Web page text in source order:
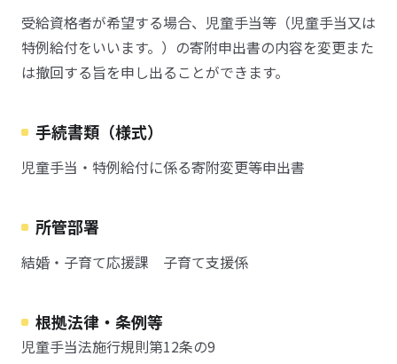
受給資格者が希望する場合、児童手当等（児童手当又は
特例給付をいいます。）の寄附申出書の内容を変更また
は撤回する旨を申し出ることができます。
手続書類（様式）
児童手当・特例給付に係る寄附変更等申出書
所管部署
結婚・子育て応援課 子育て支援係
根拠法律・条例等
児童手当法施行規則第12条の9